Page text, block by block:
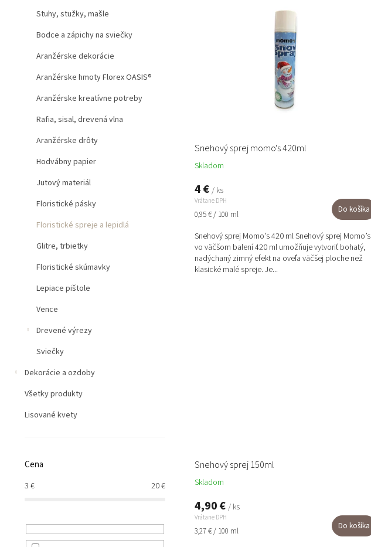
Stuhy, stužky, mašle
Bodce a zápichy na sviečky
Aranžérske dekorácie
Aranžérske hmoty Florex OASIS®
Aranžérske kreatívne potreby
Rafia, sisal, drevená vlna
Aranžérske drôty
Hodvábny papier
Jutový materiál
Floristické pásky
Floristické spreje a lepidlá
Glitre, trbietky
Floristické skúmavky
Lepiace pištole
Vence
Drevené výrezy
Sviečky
Dekorácie a ozdoby
Všetky produkty
Lisované kvety
Cena
3 € 20€
v
Snehový sprej momo's 420ml
Skladom
4 € / ks
Vrátane DPH
Jednotková
0,95 € / 100 ml Do košíka
Snehový sprej Momo’s 420 ml Snehový sprej Momo’s
vo väčšom balení 420 ml umožňuje vytvoriť bohatý,
nadýchaný zimný efekt na oveľa väčšej ploche než
klasické malé spreje. Je...
Snehový sprej 150ml
Skladom
4,90 € / ks
Vrátane DPH
Jednotková
3,27 € / 100 ml Do košíka